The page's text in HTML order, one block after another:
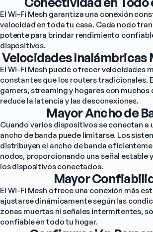
El Wi-Fi Mesh garantiza una conexión
velocidad en toda tu casa. Cada nodo
potente para brindar rendimiento
dispositivos.
Velocidades Inalámbricas
El Wi-Fi Mesh puede ofrecer velocidades
constantes que los routers tradicionales.
gamers, streaming y hogares con muchos
reduce la latencia y las desconexiones.
Mayor Ancho de
Cuando varios dispositivos se conectan a
ancho de banda puede limitarse. Los
distribuyen el ancho de banda
nodos, proporcionando una señal estable
los dispositivos conectados.
Mayor
El Wi-Fi Mesh ofrece una conexión más
ajustarse dinámicamente según las
zonas muertas ni señales intermitentes,
confiable en todo tu hogar.